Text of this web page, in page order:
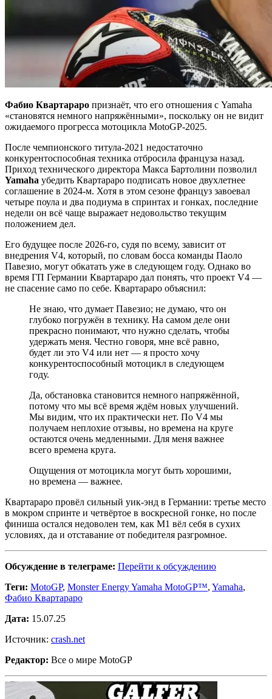
Фабио Квартараро признаёт, что его отношения с Yamaha
«становятся немного напряжёнными», поскольку он не видит
ожидаемого прогресса мотоцикла MotoGP-2025.
После чемпионского титула-2021 недостаточно
конкурентоспособная техника отбросила француза назад.
Приход технического директора Макса Бартолини позволил
Yamaha убедить Квартараро подписать новое двухлетнее
соглашение в 2024-м. Хотя в этом сезоне француз завоевал
четыре поула и два подиума в спринтах и гонках, последние
недели он всё чаще выражает недовольство текущим
положением дел.
Его будущее после 2026-го, судя по всему, зависит от
внедрения V4, который, по словам босса команды Паоло
Павезиo, могут обкатать уже в следующем году. Однако во
время ГП Германии Квартараро дал понять, что проект V4 —
не спасение само по себе. Квартараро объяснил:
Не знаю, что думает Павезиo; не думаю, что он
глубоко погружён в технику. На самом деле они
прекрасно понимают, что нужно сделать, чтобы
удержать меня. Честно говоря, мне всё равно,
будет ли это V4 или нет — я просто хочу
конкурентоспособный мотоцикл в следующем
году.
Да, обстановка становится немного напряжённой,
потому что мы всё время ждём новых улучшений.
Мы видим, что их практически нет. По V4 мы
получаем неплохие отзывы, но времена на круге
остаются очень медленными. Для меня важнее
всего времена круга.
Ощущения от мотоцикла могут быть хорошими,
но времена — важнее.
Квартараро провёл сильный уик-энд в Германии: третье место
в мокром спринте и четвёртое в воскресной гонке, но после
финиша остался недоволен тем, как M1 вёл себя в сухих
условиях, да и отставание от победителя разгромное.
Обсуждение в телеграме: Перейти к обсуждению
Теги: MotoGP, Monster Energy Yamaha MotoGP™, Yamaha,
Фабио Квартараро
Дата: 15.07.25
Источник: crash.net
Редактор: Все о мире MotoGP